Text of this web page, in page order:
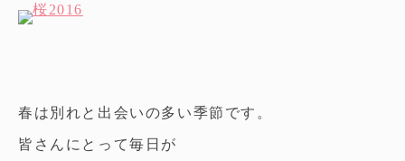
春は別れと出会いの多い季節です。
皆さんにとって毎日が